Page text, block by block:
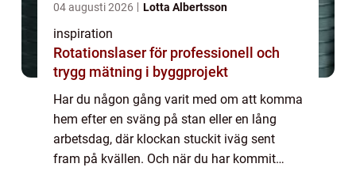
04 augusti 2026 Lotta Albertsson
inspiration
Rotationslaser för professionell och
trygg mätning i byggprojekt
Har du någon gång varit med om att komma
hem efter en sväng på stan eller en lång
arbetsdag, där klockan stuckit iväg sent
fram på kvällen. Och när du har kommit